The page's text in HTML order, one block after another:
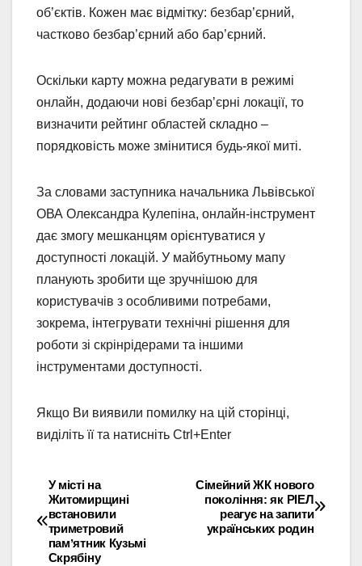
об’єктів. Кожен має відмітку: безбар’єрний,
частково безбар’єрний або бар’єрний.
Оскільки карту можна редагувати в режимі
онлайн, додаючи нові безбарʼєрні локації, то
визначити рейтинг областей складно –
порядковість може змінитися будь-якої миті.
За словами заступника начальника Львівської
ОВА Олександра Кулепіна, онлайн-інструмент
дає змогу мешканцям орієнтуватися у
доступності локацій. У майбутньому мапу
планують зробити ще зручнішою для
користувачів з особливими потребами,
зокрема, інтегрувати технічні рішення для
роботи зі скрінрідерами та іншими
інструментами доступності.
Якщо Ви виявили помилку на цій сторінці,
виділіть її та натисніть Ctrl+Enter
Навігація
записів
Сімейний ЖК нового
покоління: як РІЕЛ
реагує на запити
українських родин
У місті на
Житомирщині
встановили
триметровий
памʼятник Кузьмі
Скрябіну